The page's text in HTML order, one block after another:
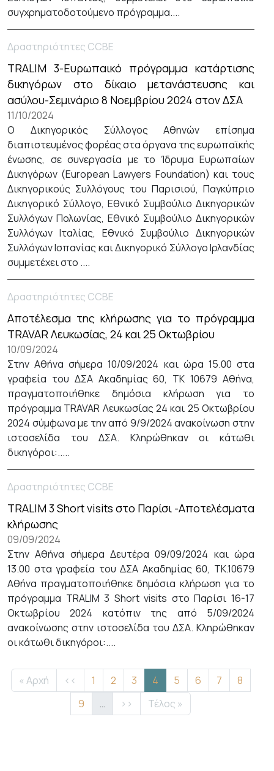
συγχρηματοδοτούμενο πρόγραμμα....
Δραστηριότητες CCBE
TRALIM 3-Ευρωπαικό πρόγραμμα κατάρτισης
δικηγόρων στο δίκαιο μετανάστευσης και
ασύλου-Σεμινάριο 8 Νοεμβρίου 2024 στον ΔΣΑ
11/10/2024
Ο Δικηγορικός Σύλλογος Αθηνών επίσημα
διαπιστευμένος φορέας στα όργανα της ευρωπαϊκής
ένωσης, σε συνεργασία με το Ίδρυμα Ευρωπαίων
Δικηγόρων (European Lawyers Foundation) και τους
Δικηγορικούς Συλλόγους του Παρισιού, Παγκύπριο
Δικηγορικό Σύλλογο, Εθνικό Συμβούλιο Δικηγορικών
Συλλόγων Πολωνίας, Εθνικό Συμβούλιο Δικηγορικών
Συλλόγων Ιταλίας, Εθνικό Συμβούλιο Δικηγορικών
Συλλόγων Ισπανίας και Δικηγορικό Σύλλογο Ιρλανδίας
συμμετέχει στο ....
Δραστηριότητες CCBE
Αποτέλεσμα της κλήρωσης για το πρόγραμμα
TRAVAR Λευκωσίας, 24 και 25 Οκτωβρίου
10/09/2024
Στην Αθήνα σήμερα 10/09/2024 και ώρα 15.00 στα
γραφεία του ΔΣΑ Ακαδημίας 60, ΤΚ 10679 Αθήνα,
πραγματοποιήθηκε δημόσια κλήρωση για το
πρόγραμμα TRAVAR Λευκωσίας 24 και 25 Οκτωβρίου
2024 σύμφωνα με την από 9/9/2024 ανακοίνωση στην
ιστοσελίδα του ΔΣΑ. Κληρώθηκαν οι κάτωθι
δικηγόροι:.....
Δραστηριότητες CCBE
TRALIM 3 Short visits στο Παρίσι -Αποτελέσματα
κλήρωσης
09/09/2024
Στην Αθήνα σήμερα Δευτέρα 09/09/2024 και ώρα
13.00 στα γραφεία του ΔΣΑ Ακαδημίας 60, ΤΚ.10679
Αθήνα πραγματοποιήθηκε δημόσια κλήρωση για το
πρόγραμμα TRALIM 3 Short visits στο Παρίσι 16-17
Οκτωβρίου 2024 κατόπιν της από 5/09/2024
ανακοίνωσης στην ιστοσελίδα του ΔΣΑ. Κληρώθηκαν
οι κάτωθι δικηγόροι:....
Σελιδοποίηση
First page
« Αρχή Προηγούμενη σελίδα
‹‹ Σελίδα
1 Σελίδα
2 Σελίδα
3 Τρέχουσα σελίδα
4 Σελίδα
5 Σελίδα
6 Σελίδα
7 Σελίδα
8
Σελίδα
9 … Next page
›› Last page
Τέλος »